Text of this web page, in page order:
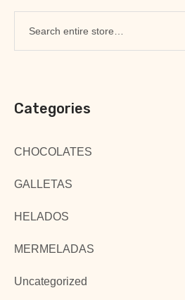
Categories
CHOCOLATES
GALLETAS
HELADOS
MERMELADAS
Uncategorized